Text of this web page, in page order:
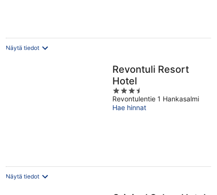
Näytä tiedot
Revontuli Resort
Hotel
3.5
out
of
Revontulentie 1 Hankasalmi
Hae hinnat
Näytä tiedot